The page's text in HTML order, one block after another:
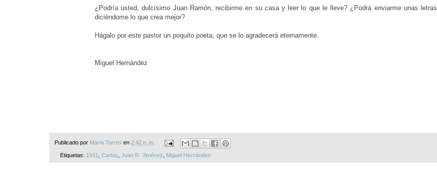
¿Podría usted, dulcísimo Juan Ramón, recibirme en su casa y leer lo que le lleve? ¿Podrá enviarme unas letras
diciéndome lo que crea mejor?
Hágalo por este pastor un poquito poeta, que se lo agradecerá eternamente.
Miguel Hernández
Publicado por María Torres en 2:42 p. m.
Etiquetas: 1931 Cartas Juan R. Jiménez Miguel Hernández